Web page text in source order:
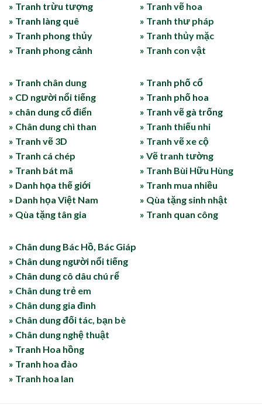
» Tranh trừu tượng
» Tranh làng quê
» Tranh phong thủy
» Tranh phong cảnh
» Tranh vẽ hoa
» Tranh thư pháp
» Tranh thủy mặc
» Tranh con vật
» Tranh chân dung
» CD người nổi tiếng
» chân dung cổ điển
» Chân dung chì than
» Tranh vẽ 3D
» Tranh cá chép
» Tranh bát mã
» Danh họa thế giới
» Danh họa Việt Nam
» Qùa tặng tân gia
» Tranh phố cổ
» Tranh phố hoa
» Tranh vẽ gà trống
» Tranh thiếu nhi
» Tranh vẽ xe cộ
» Vẽ tranh tường
» Tranh Bùi Hữu Hùng
» Tranh mua nhiều
» Qùa tặng sinh nhật
» Tranh quan công
» Chân dung Bác Hồ, Bác Giáp
» Chân dung người nổi tiếng
» Chân dung cô dâu chú rể
» Chân dung trẻ em
» Chân dung gia đình
» Chân dung đối tác, bạn bè
» Chân dung nghệ thuật
» Tranh Hoa hồng
» Tranh hoa đào
» Tranh hoa lan